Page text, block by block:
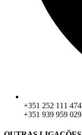
+351 252 111 474
+351 939 959 029